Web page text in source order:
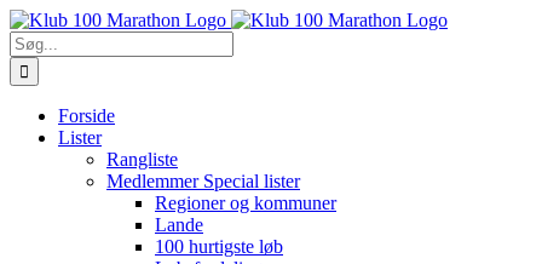
Skip
to
content
Søg
efter:
Forside
Lister
Rangliste
Medlemmer Special lister
Regioner og kommuner
Lande
100 hurtigste løb